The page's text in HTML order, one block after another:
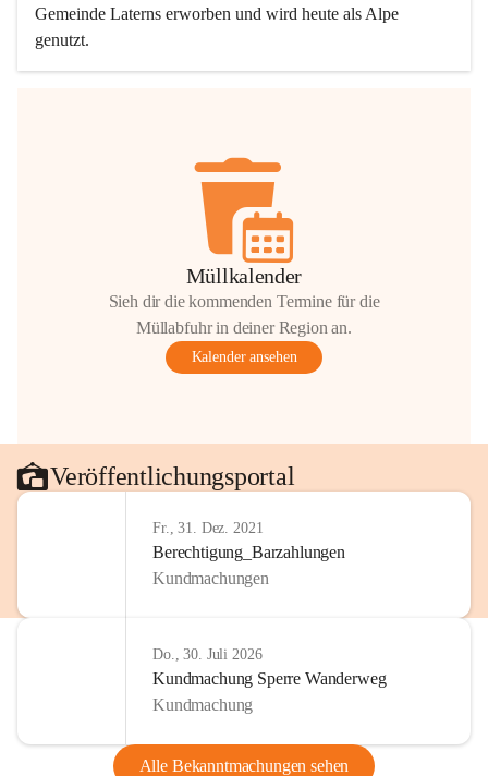
Gemeinde Laterns erworben und wird heute als Alpe
genutzt.
Müllkalender
Sieh dir die kommenden Termine für die
Müllabfuhr in deiner Region an.
Kalender ansehen
Veröffentlichungsportal
Fr., 31. Dez. 2021
Berechtigung_Barzahlungen
Kundmachungen
Do., 30. Juli 2026
Kundmachung Sperre Wanderweg
Kundmachung
Alle Bekanntmachungen sehen